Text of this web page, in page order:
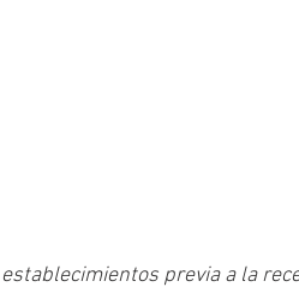
establecimientos previa a la